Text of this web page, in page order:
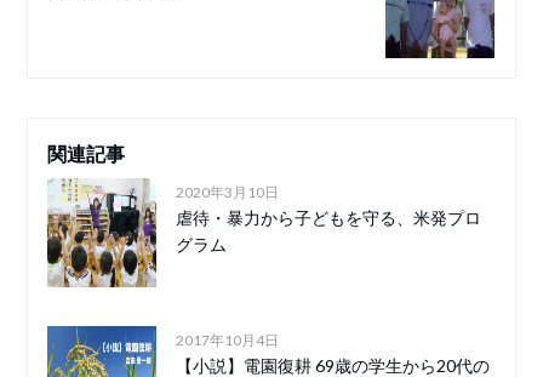
関連記事
2020年3月10日
虐待・暴力から子どもを守る、米発プロ
グラム
2017年10月4日
【小説】電園復耕 69歳の学生から20代の